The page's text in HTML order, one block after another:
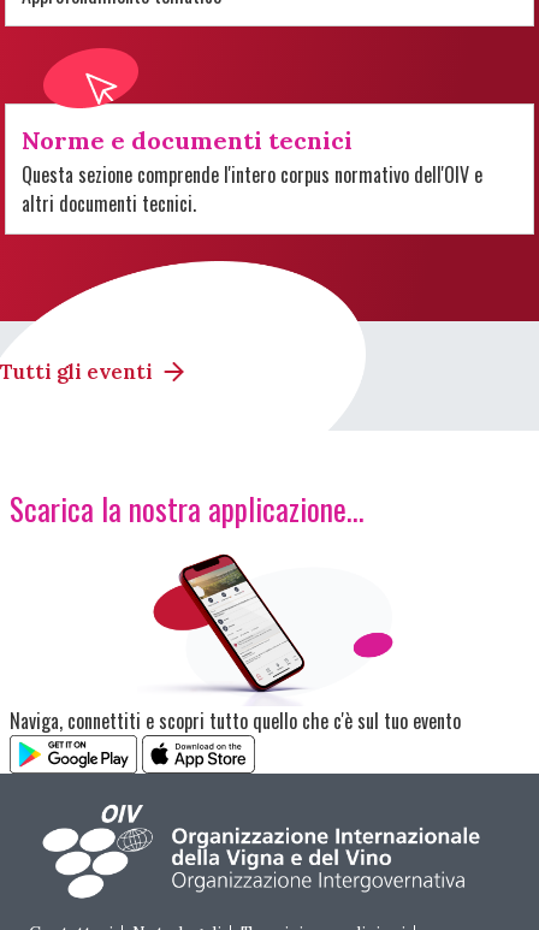
Norme e documenti tecnici
Questa sezione comprende l'intero corpus normativo dell'OIV e
altri documenti tecnici.
Tutti gli eventi
Scarica la nostra applicazione...
Immagine
Naviga, connettiti e scopri tutto quello che c'è sul tuo evento